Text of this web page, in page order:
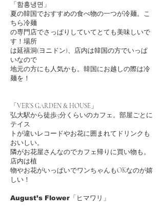
「함흥냉면」
夏の韓国でおすすめの食べ物の一つが冷麺。こ
ちら冷麺
の専門店でさっぱりしていてとても美味しいで
す！場所
は延禧洞(ヨニドン)、店内は韓国の方でいっぱ
いなので
地元の方にも人気かも。韓国にお越しの際は冷
麺を！
「VER’S GARDEN & HOUSE」
弘大駅から徒歩5分くらいのカフェ。部屋ごとに
テイス
トが違いレコードやお花に囲まれてドリンクも
おいしい。
隣がお花屋さんなのでカフェ帰りに買い物も。
店内は植
物やお花がいっぱいでワンちゃんもOKなのが嬉
しい！
August’s Flower「ヒマワリ」